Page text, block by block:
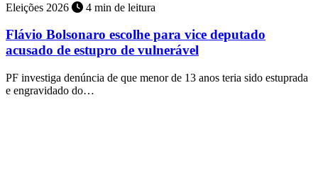
Eleições 2026 4 min de leitura
Flávio Bolsonaro escolhe para vice deputado
acusado de estupro de vulnerável
PF investiga denúncia de que menor de 13 anos teria sido estuprada
e engravidado do…